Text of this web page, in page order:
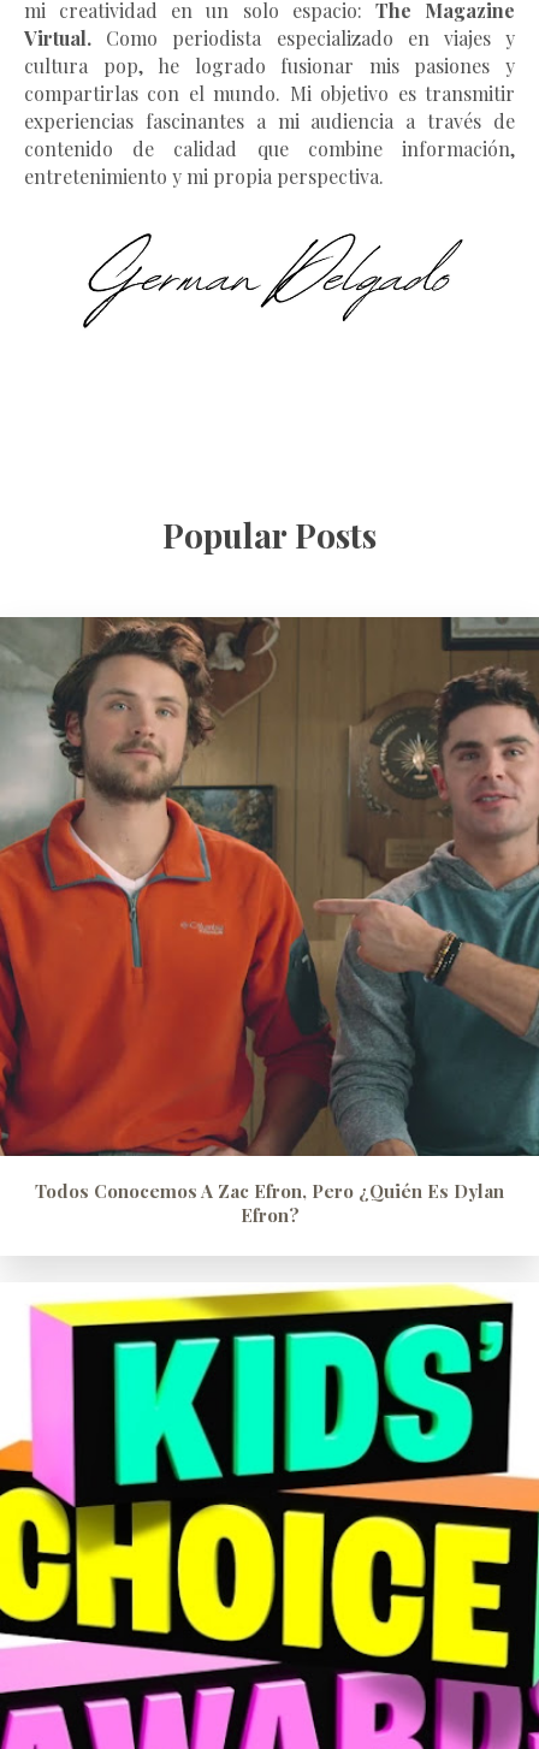
mi creatividad en un solo espacio: The Magazine
Virtual. Como periodista especializado en viajes y
cultura pop, he logrado fusionar mis pasiones y
compartirlas con el mundo. Mi objetivo es transmitir
experiencias fascinantes a mi audiencia a través de
contenido de calidad que combine información,
entretenimiento y mi propia perspectiva.
Popular Posts
Todos Conocemos A Zac Efron, Pero ¿quién Es Dylan
Efron?